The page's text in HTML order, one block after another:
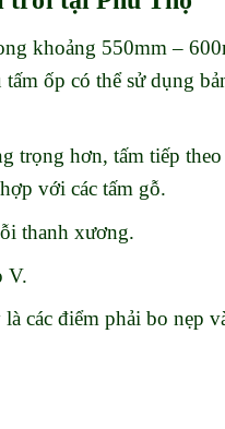
khoảng 550mm –
ốp có thể sử dụng
trọng hơn, tấm tiếp
với các tấm gỗ.
thanh xương.
V.
các điểm phải bo nẹp